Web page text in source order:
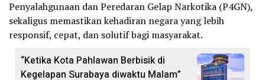
Penyalahgunaan dan Peredaran Gelap Narkotika (P4GN),
sekaligus memastikan kehadiran negara yang lebih
responsif, cepat, dan solutif bagi masyarakat.
“Ketika Kota Pahlawan Berbisik di
Kegelapan Surabaya diwaktu Malam”